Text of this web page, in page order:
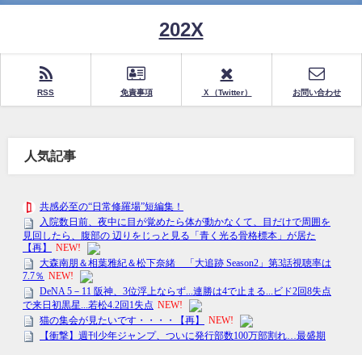
202X
RSS 免責事項 Ｘ（Twitter） お問い合わせ
人気記事